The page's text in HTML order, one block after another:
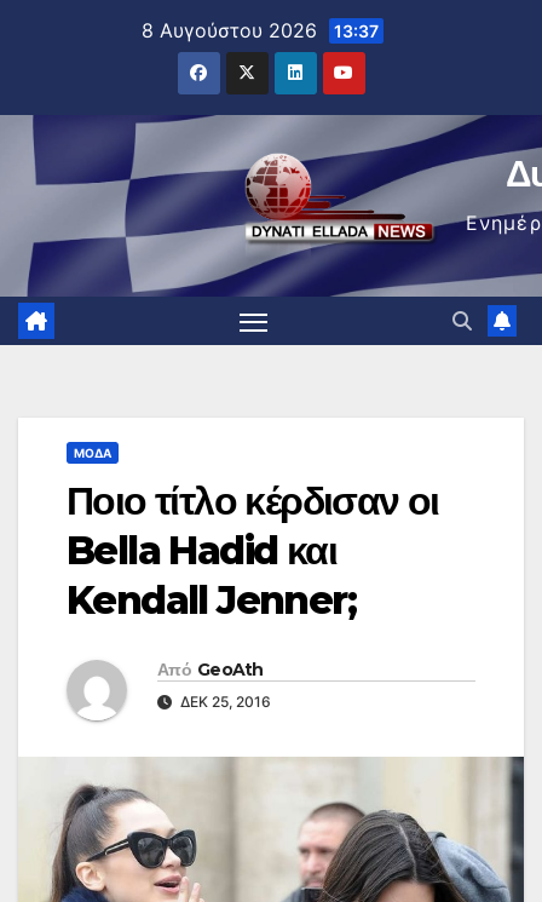
8 Αυγούστου 2026 13:37
ΜΌΔΑ
Ποιο τίτλο κέρδισαν οι
Bella Hadid και
Kendall Jenner;
Από GeoAth
ΔΕΚ 25, 2016